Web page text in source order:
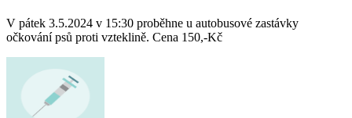
V pátek 3.5.2024 v 15:30 proběhne u autobusové zastávky
očkování psů proti vzteklině. Cena 150,-Kč